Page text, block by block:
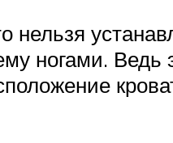
нельзя
ногами.